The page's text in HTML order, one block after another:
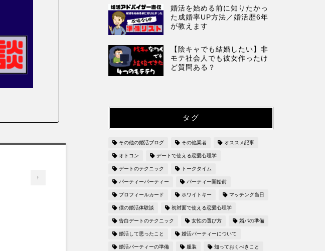
↑
婚活を始める前に知りたかっ
た成婚率UP方法／婚活歴6年
が教えます
【陰キャでも結婚したい】非
モテ社会人でも彼女作ったけ
ど質問ある？
タグ
その他の婚活ブログ その他業者 オススメ記事
オトコン デートで使える恋愛心理学
デートのテクニック トークタイム
パーティーパーティー パーティー開始前
プロフィールカード ホワイトキー マッチング当日
僕の婚活体験談 初対面で使える恋愛心理学
告白デートのテクニック 女性の選び方 婚パの準備
婚活して思ったこと 婚活パーティーについて
婚活パーティーの準備 服装 知っておくべきこと